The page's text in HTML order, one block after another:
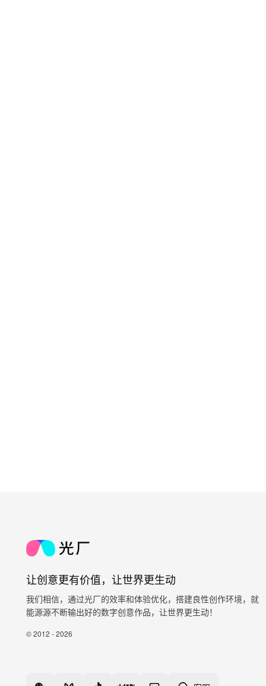
让创意更有价值，让世界更生动
我们相信，通过光厂的效率和体验优化，搭建良性创作环境，就
能源源不断输出好的数字创意作品，让世界更生动！
© 2012 - 2026